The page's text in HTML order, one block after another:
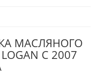
МАСЛЯНОГО
С 2007